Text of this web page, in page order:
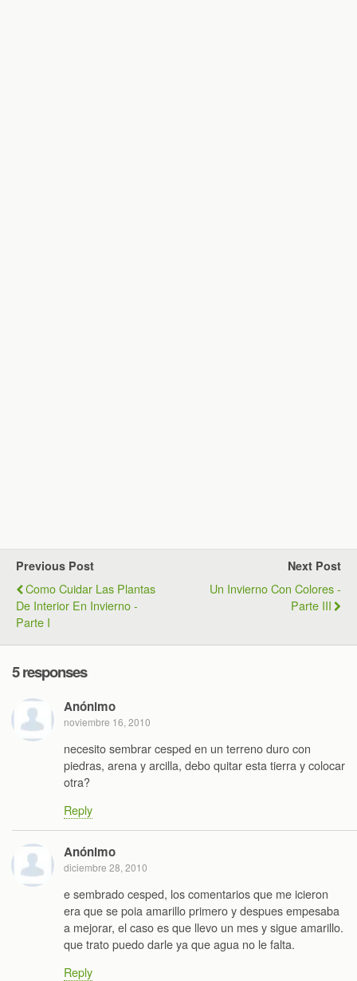
Previous Post
Como Cuidar Las Plantas
De Interior En Invierno -
Parte I
Next Post
Un Invierno Con Colores -
Parte III
5 responses
Anónimo
noviembre 16, 2010
necesito sembrar cesped en un terreno duro con
piedras, arena y arcilla, debo quitar esta tierra y colocar
otra?
Reply
Anónimo
diciembre 28, 2010
e sembrado cesped, los comentarios que me icieron
era que se poia amarillo primero y despues empesaba
a mejorar, el caso es que llevo un mes y sigue amarillo.
que trato puedo darle ya que agua no le falta.
Reply